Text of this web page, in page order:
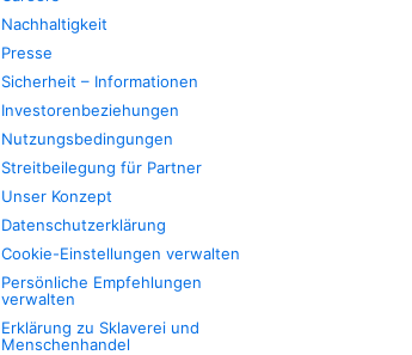
Nachhaltigkeit
Presse
Sicherheit – Informationen
Investorenbeziehungen
Nutzungsbedingungen
Streitbeilegung für Partner
Unser Konzept
Datenschutzerklärung
Cookie-Einstellungen verwalten
Persönliche Empfehlungen
verwalten
Erklärung zu Sklaverei und
Menschenhandel